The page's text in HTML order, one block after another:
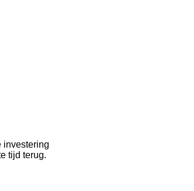
investering
tijd terug.